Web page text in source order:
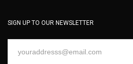
SIGN UP TO OUR NEWSLETTER